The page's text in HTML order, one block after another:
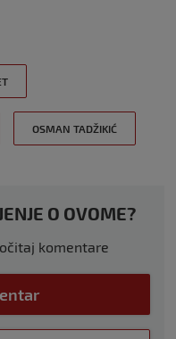
OSMAN TADŽIKIĆ
O OVOME?
komentare